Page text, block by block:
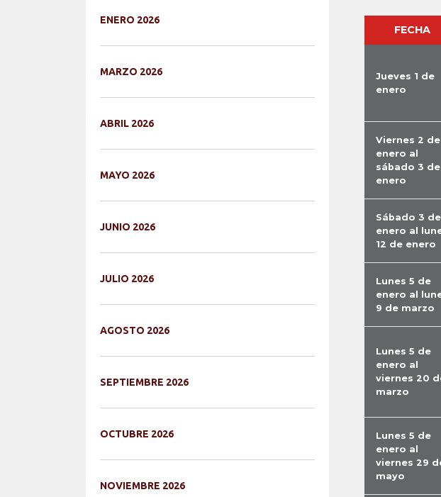
ENERO 2026
MARZO 2026
ABRIL 2026
MAYO 2026
JUNIO 2026
JULIO 2026
AGOSTO 2026
SEPTIEMBRE 2026
OCTUBRE 2026
NOVIEMBRE 2026
FECHA
Jueves 1 de
enero
Viernes 2 de
enero al
sábado 3 de
enero
Sábado 3 de
enero al
12 de enero
Lunes 5 de
enero al
9 de marzo
Lunes 5 de
enero al
viernes 20
marzo
Lunes 5 de
enero al
viernes 29
mayo